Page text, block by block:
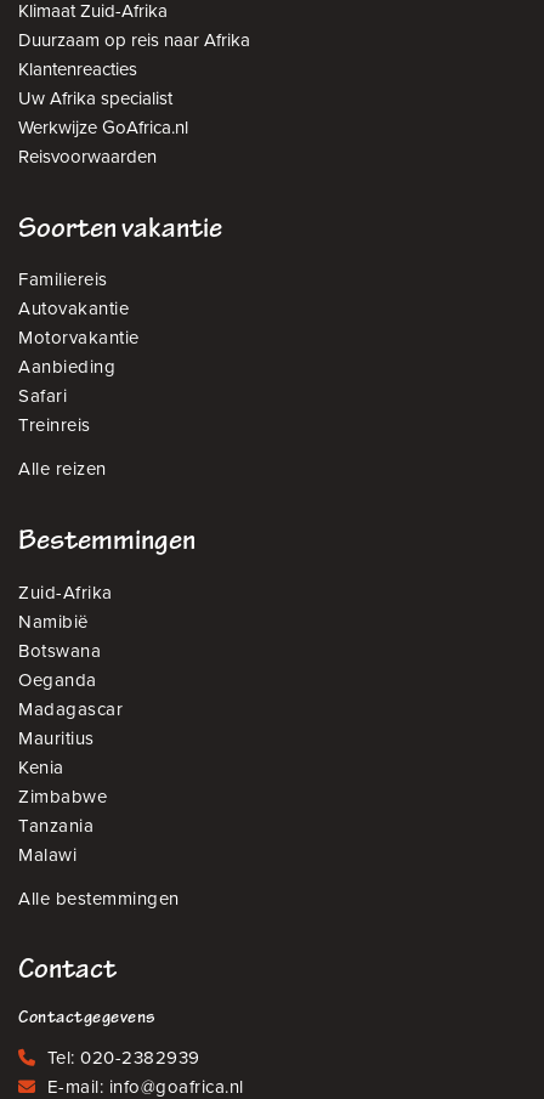
Klimaat Zuid-Afrika
Duurzaam op reis naar Afrika
Klantenreacties
Uw Afrika specialist
Werkwijze GoAfrica.nl
Reisvoorwaarden
Soorten vakantie
Familiereis
Autovakantie
Motorvakantie
Aanbieding
Safari
Treinreis
Alle reizen
Bestemmingen
Zuid-Afrika
Namibië
Botswana
Oeganda
Madagascar
Mauritius
Kenia
Zimbabwe
Tanzania
Malawi
Alle bestemmingen
Contact
Contactgegevens
Tel: 020-2382939
E-mail: info@goafrica.nl